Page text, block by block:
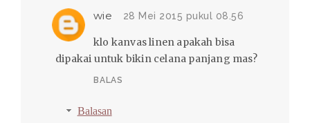
wie 28 Mei 2015 pukul 08.56
klo kanvas linen apakah bisa
dipakai untuk bikin celana panjang mas?
BALAS
Balasan